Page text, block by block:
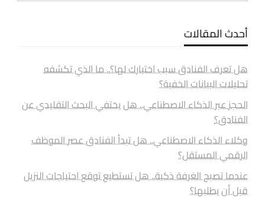
أحدث المقالات
هل تعرف الفنادق سبب اختيارك لها؟.. ما الذي تكشفه
تحليلات البيانات الخفية؟
الحجز عبر الذكاء الاصطناعي.. هل يختفي البحث التقليدي عن
الفنادق؟
وكلاء الذكاء الاصطناعي.. هل تبدأ الفنادق عصر الموظف
الرقمي المستقل؟
عندما تصبح الغرفة ذكية.. هل تستطيع توقع احتياجات النزيل
قبل أن يطلبها؟